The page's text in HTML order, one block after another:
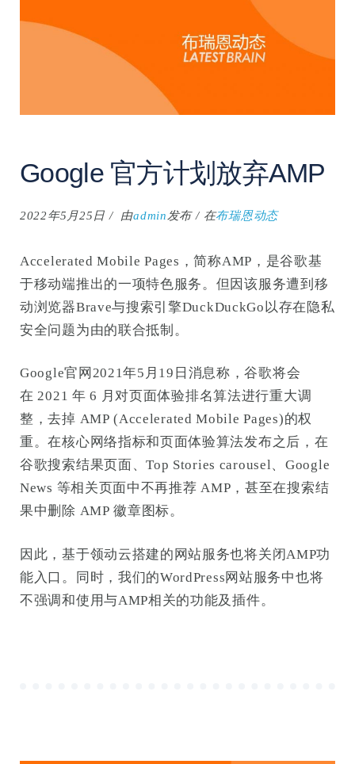
Google 官方计划放弃AMP
2022年5月25日 由admin发布 在布瑞恩动态
Accelerated Mobile Pages，简称AMP，是谷歌基
于移动端推出的一项特色服务。但因该服务遭到移
动浏览器Brave与搜索引擎DuckDuckGo以存在隐私
安全问题为由的联合抵制。
Google官网2021年5月19日消息称，谷歌将会
在 2021 年 6 月对页面体验排名算法进行重大调
整，去掉 AMP (Accelerated Mobile Pages)的权
重。在核心网络指标和页面体验算法发布之后，在
谷歌搜索结果页面、Top Stories carousel、Google
News 等相关页面中不再推荐 AMP，甚至在搜索结
果中删除 AMP 徽章图标。
因此，基于领动云搭建的网站服务也将关闭AMP功
能入口。同时，我们的WordPress网站服务中也将
不强调和使用与AMP相关的功能及插件。